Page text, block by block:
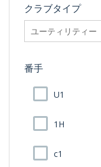
クラブタイプ
番手
U1
1H
c1